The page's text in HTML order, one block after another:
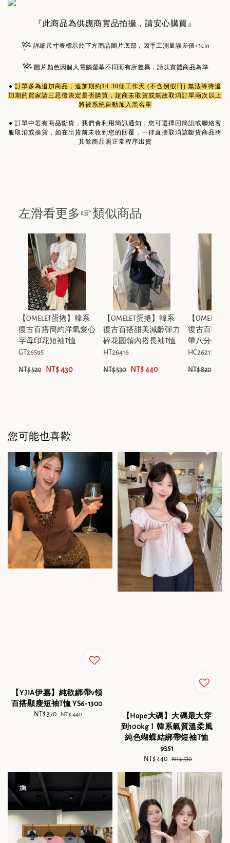
『此商品為供應商實品拍攝，請安心購買』
詳細尺寸表標示於下方商品圖片底部，因手工測量誤差值±3cm
圖片顏色因個人電腦螢幕不同而有所差異，請以實體商品為準
● 訂單多為追加商品 ，追加期約14-30個工作天 (不含例假日) 無法等待追
加期的買家請三思後決定是否購買，超商未取貨或無故取消訂單兩次以上
將被系統自動加入黑名單
● 訂單中若有商品斷貨，我們會利用簡訊通知，您可選擇回簡訊或聯絡客
服取消或換貨，如在出貨前未收到您的回覆，一律直接取消該斷貨商品將
其餘商品照正常程序出貨
左滑看更多☞類似商品
【OMELET蛋捲】韓系
復古百搭簡約洋氣愛心
字母印花短袖T恤
GT26595
NT$ 520 NT$ 430
【OMELET蛋捲】韓系
復古百搭甜美減齡彈力
碎花圓領內搭長袖T恤
HT26416
NT$ 530 NT$ 440
【OMELET
復古百搭甜
帶八分燈籠
HC26213
NT$ 820
您可能也喜歡
【Y.JIA伊嘉】純欲綁帶v領
百搭顯瘦短袖T恤 YS6-1300
Sale
NT$ 370 Regular
NT$ 440
【Hope大碼】大碼最大穿
到100kg！韓系氣質溫柔風
純色蝴蝶結綁帶短袖T恤
9351
Sale
NT$ 440 Regular
NT$ 530